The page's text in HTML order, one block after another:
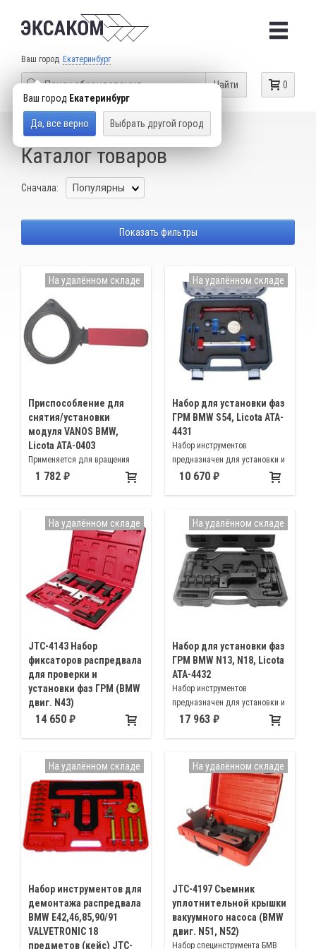
Ваш город Екатеринбург
Ваш город Екатеринбург
Да, все верно Выбрать другой город
0
Найти
КАТАЛОГ ТОВАРОВ BMW
Сначала:
Каталог товаров
Показать фильтры
Приспособление для
снятия/установки
модуля VANOS BMW,
Licota ATA-0403
Применяется для вращения
звездочки выпускного
исполнительного узла системы
VANOS
1 782
На удалённом складе
Набор для установки фаз
ГРМ BMW S54, Licota ATA-
4431
Набор инструментов
предназначен для установки и
регулировки ГРМ двигателей
115100 117160 119170 119140
119130
10 670
На удалённом складе
JTC-4143 Набор
фиксаторов распредвала
для проверки и
установки фаз ГРМ (BMW
двиг. N43)
Применяется при ремонте и
14 650
На удалённом складе
Набор для установки фаз
ГРМ BMW N13, N18, Licota
ATA-4432
Набор инструментов
предназначен для установки и
регулировки фаз ГРМ
N13 и N18
17 963
На удалённом складе
Набор инструментов для
демонтажа распредвала
BMW E42,46,85,90/91
VALVETRONIC 18
предметов (кейс) JTC-
На удалённом складе
JTC-4197 Съемник
уплотнительной крышки
вакуумного насоса (BMW
двиг. N51, N52)
Набор специнструмента БМВ
На удалённом складе